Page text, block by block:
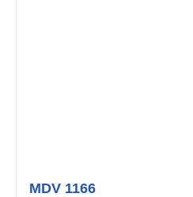
MDV 1166